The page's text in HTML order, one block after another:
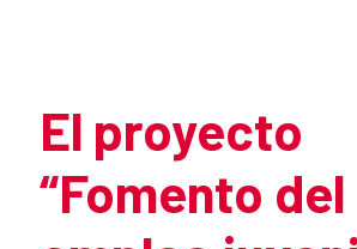
El proyecto
“Fomento del